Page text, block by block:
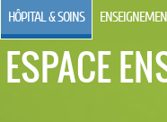
HÔPITAL & SOINS
ESPACE